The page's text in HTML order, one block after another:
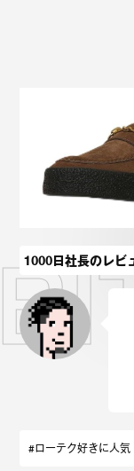
スニーカー診断
Reebok
1000日社長のレビ
#ローテク好きに人気